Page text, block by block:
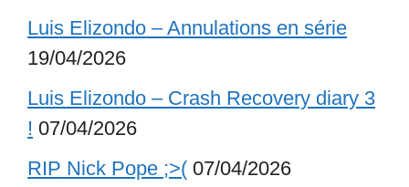
Luis Elizondo – Annulations en série
19/04/2026
Luis Elizondo – Crash Recovery diary 3
! 07/04/2026
RIP Nick Pope ;>( 07/04/2026